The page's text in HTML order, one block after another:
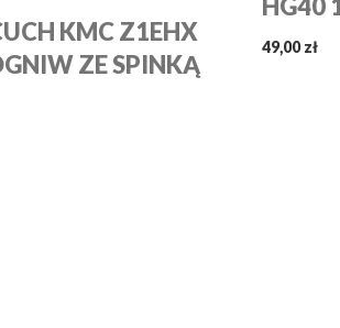
KMC Z1EHX
ZE SPINKĄ
HG40
49,00 zł